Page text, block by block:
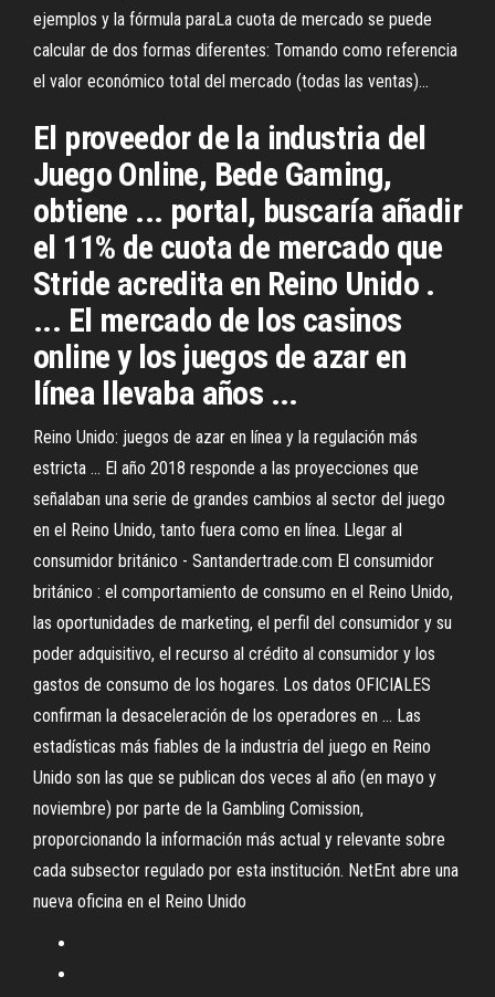
ejemplos y la fórmula paraLa cuota de mercado se puede
calcular de dos formas diferentes: Tomando como referencia
el valor económico total del mercado (todas las ventas)...
El proveedor de la industria del
Juego Online, Bede Gaming,
obtiene ... portal, buscaría añadir
el 11% de cuota de mercado que
Stride acredita en Reino Unido .
... El mercado de los casinos
online y los juegos de azar en
línea llevaba años ...
Reino Unido: juegos de azar en línea y la regulación más
estricta ... El año 2018 responde a las proyecciones que
señalaban una serie de grandes cambios al sector del juego
en el Reino Unido, tanto fuera como en línea. Llegar al
consumidor británico - Santandertrade.com El consumidor
británico : el comportamiento de consumo en el Reino Unido,
las oportunidades de marketing, el perfil del consumidor y su
poder adquisitivo, el recurso al crédito al consumidor y los
gastos de consumo de los hogares. Los datos OFICIALES
confirman la desaceleración de los operadores en ... Las
estadísticas más fiables de la industria del juego en Reino
Unido son las que se publican dos veces al año (en mayo y
noviembre) por parte de la Gambling Comission,
proporcionando la información más actual y relevante sobre
cada subsector regulado por esta institución. NetEnt abre una
nueva oficina en el Reino Unido